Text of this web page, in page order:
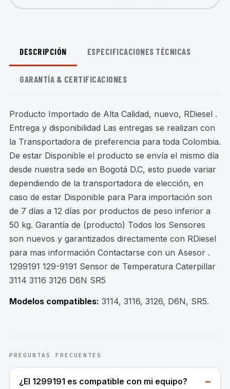
DESCRIPCIÓN ESPECIFICACIONES TÉCNICAS
GARANTÍA & CERTIFICACIONES
Producto Importado de Alta Calidad, nuevo, RDiesel .
Entrega y disponibilidad Las entregas se realizan con
la Transportadora de preferencia para toda Colombia.
De estar Disponible el producto se envía el mismo día
desde nuestra sede en Bogotá D.C, esto puede variar
dependiendo de la transportadora de elección, en
caso de estar Disponible para Para importación son
de 7 días a 12 días por productos de peso inferior a
50 kg. Garantía de (producto) Todos los Sensores
son nuevos y garantizados directamente con RDiesel
para mas información Contactarse con un Asesor .
1299191 129-9191 Sensor de Temperatura Caterpillar
3114 3116 3126 D6N SR5
Modelos compatibles: 3114, 3116, 3126, D6N, SR5.
PREGUNTAS FRECUENTES
¿El 1299191 es compatible con mi equipo? −